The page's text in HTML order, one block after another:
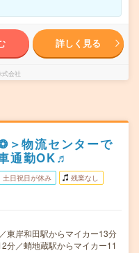
詳しく見る
式会社
＞物流センターで
通勤OK♬
土日祝日が休み 残業なし
東岸和田駅からマイカー13分
分／蛸地蔵駅からマイカー11